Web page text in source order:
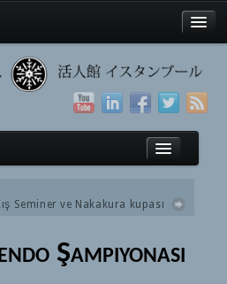
Seminer ve Nakakura kupası
Şampiyonası